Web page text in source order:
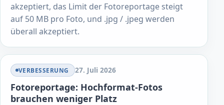
akzeptiert, das Limit der Fotoreportage steigt
auf 50 MB pro Foto, und .jpg / .jpeg werden
überall akzeptiert.
VERBESSERUNG 27. Juli 2026
Fotoreportage: Hochformat-Fotos
brauchen weniger Platz